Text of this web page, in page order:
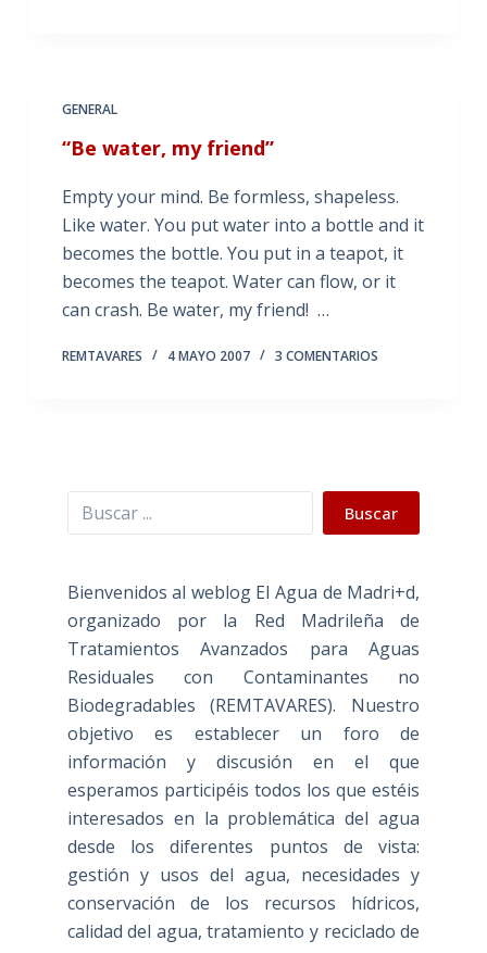
GENERAL
“Be water, my friend”
Empty your mind. Be formless, shapeless.
Like water. You put water into a bottle and it
becomes the bottle. You put in a teapot, it
becomes the teapot. Water can flow, or it
can crash. Be water, my friend! …
REMTAVARES 4 MAYO 2007 3 COMENTARIOS
Buscar Buscar
Bienvenidos al weblog El Agua de Madri+d,
organizado por la Red Madrileña de
Tratamientos Avanzados para Aguas
Residuales con Contaminantes no
Biodegradables (REMTAVARES). Nuestro
objetivo es establecer un foro de
información y discusión en el que
esperamos participéis todos los que estéis
interesados en la problemática del agua
desde los diferentes puntos de vista:
gestión y usos del agua, necesidades y
conservación de los recursos hídricos,
calidad del agua, tratamiento y reciclado de